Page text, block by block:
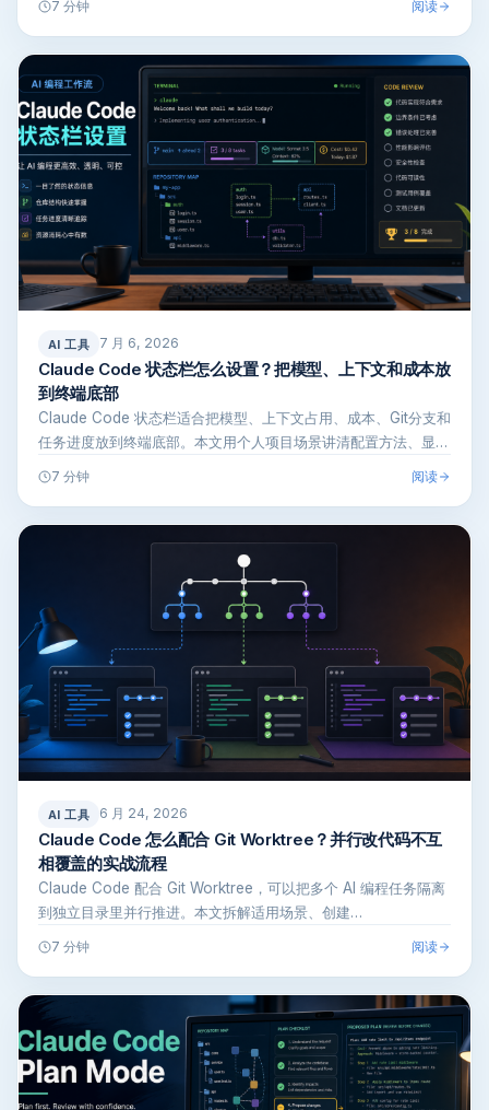
7 分钟 阅读
AI 工具 7 月 6, 2026
Claude Code 状态栏怎么设置？把模型、上下文和成本放
到终端底部
Claude Code 状态栏适合把模型、上下文占用、成本、Git分支和
任务进度放到终端底部。本文用个人项目场景讲清配置方法、显
7 分钟 阅读
AI 工具 6 月 24, 2026
Claude Code 怎么配合 Git Worktree？并行改代码不互
相覆盖的实战流程
Claude Code 配合 Git Worktree，可以把多个 AI 编程任务隔离
到独立目录里并行推进。本文拆解适用场景、创建…
7 分钟 阅读